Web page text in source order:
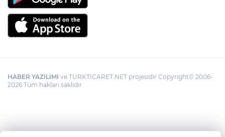
HABER YAZILIMI ve TURKTICARET.NET projesidir Copyright© 2006-
2026 Tüm hakları saklıdır.